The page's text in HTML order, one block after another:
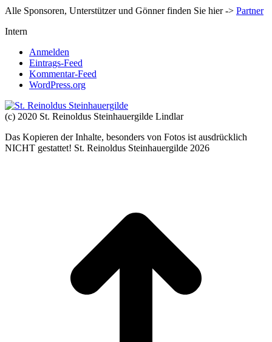
Alle Sponsoren, Unterstützer und Gönner finden Sie hier -> Partner
Intern
Anmelden
Eintrags-Feed
Kommentar-Feed
WordPress.org
(c) 2020 St. Reinoldus Steinhauergilde Lindlar
Das Kopieren der Inhalte, besonders von Fotos ist ausdrücklich
NICHT gestattet! St. Reinoldus Steinhauergilde 2026